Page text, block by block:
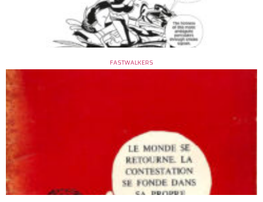
FASTWALKERS